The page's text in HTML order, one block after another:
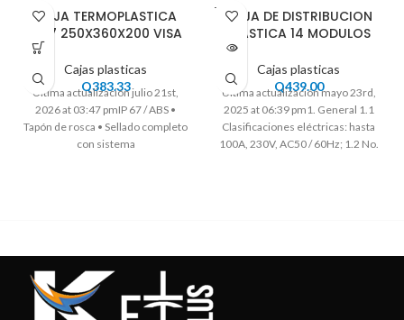
CAJA TERMOPLASTICA
IP67 250X360X200 VISA
Cajas plasticas
Q383.33
Ultima actualización julio 21st,
2026 at 03:47 pmIP 67 / ABS •
Tapón de rosca • Sellado completo
con sistema
VENDI
DO
CAJA DE DISTRIBUCION
PLASTICA 14 MODULOS
Cajas plasticas
Q439.00
Ultima actualización mayo 23rd,
2025 at 06:39 pm1. General 1.1
Clasificaciones eléctricas: hasta
100A, 230V, AC50 / 60Hz; 1.2 No.